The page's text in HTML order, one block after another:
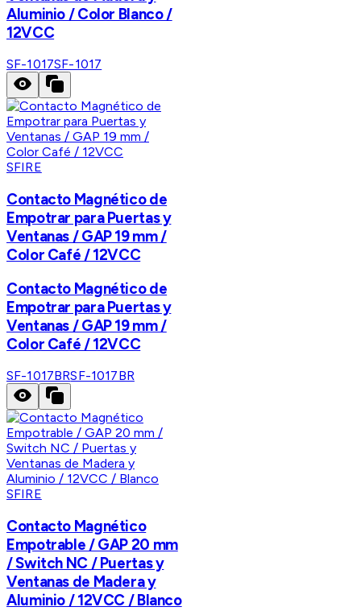
Aluminio / Color Blanco /
12VCC
SF-1017SF-1017
SFIRE
Contacto Magnético de
Empotrar para Puertas y
Ventanas / GAP 19 mm /
Color Café / 12VCC
Contacto Magnético de
Empotrar para Puertas y
Ventanas / GAP 19 mm /
Color Café / 12VCC
SF-1017BRSF-1017BR
SFIRE
Contacto Magnético
Empotrable / GAP 20 mm
/ Switch NC / Puertas y
Ventanas de Madera y
Aluminio / 12VCC / Blanco